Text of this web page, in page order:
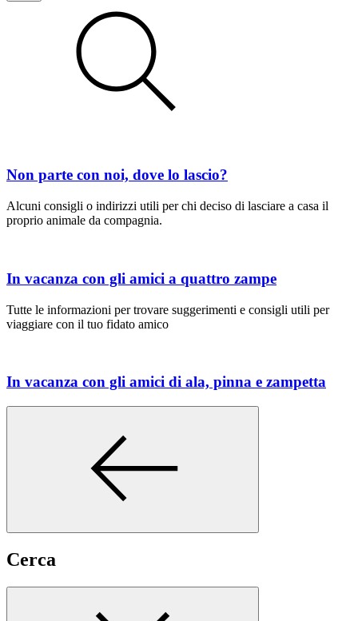
Non parte con noi, dove lo lascio?
Alcuni consigli o indirizzi utili per chi deciso di lasciare a casa il
proprio animale da compagnia.
In vacanza con gli amici a quattro zampe
Tutte le informazioni per trovare suggerimenti e consigli utili per
viaggiare con il tuo fidato amico
In vacanza con gli amici di ala, pinna e zampetta
Cerca